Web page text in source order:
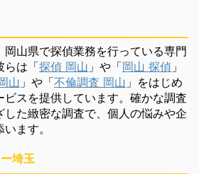
山県で探偵業務を行っている専門
らは「探偵 岡山 」や「岡山 探偵 」
山 」や「不倫調査 岡山 」をはじめ
ビスを提供しています。確かな調査
た緻密な調査で、個人の悩みや企
ます。
埼玉